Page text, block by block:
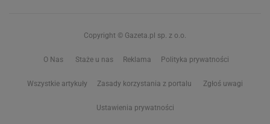
Copyright © Gazeta.pl sp. z o.o.
O Nas Staże u nas Reklama Polityka prywatności
Wszystkie artykuły Zasady korzystania z portalu Zgłoś uwagi
Ustawienia prywatności